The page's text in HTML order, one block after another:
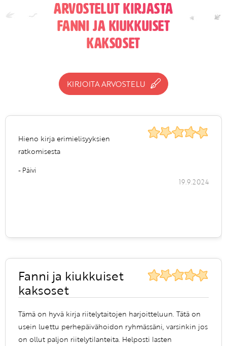
Arvostelut kirjasta
Fanni ja kiukkuiset
kaksoset
KIRJOITA ARVOSTELU
Hieno kirja erimielisyyksien
ratkomisesta
- Päivi
19.9.2024
Fanni ja kiukkuiset
kaksoset
Tämä on hyvä kirja riitelytaitojen harjoitteluun. Tätä on
usein luettu perhepäivähoidon ryhmässäni, varsinkin jos
on ollut paljon riitelytilanteita. Helposti lasten